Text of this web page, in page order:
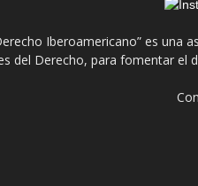
Iberoamericano” es una
del Derecho, para fomentar el